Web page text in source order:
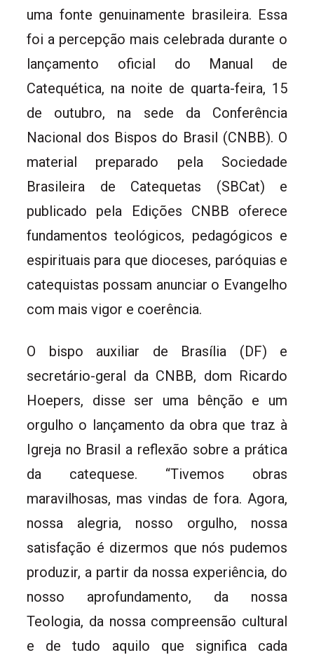
uma fonte genuinamente brasileira. Essa
foi a percepção mais celebrada durante o
lançamento oficial do Manual de
Catequética, na noite de quarta-feira, 15
de outubro, na sede da Conferência
Nacional dos Bispos do Brasil (CNBB). O
material preparado pela Sociedade
Brasileira de Catequetas (SBCat) e
publicado pela Edições CNBB oferece
fundamentos teológicos, pedagógicos e
espirituais para que dioceses, paróquias e
catequistas possam anunciar o Evangelho
com mais vigor e coerência.
O bispo auxiliar de Brasília (DF) e
secretário-geral da CNBB, dom Ricardo
Hoepers, disse ser uma bênção e um
orgulho o lançamento da obra que traz à
Igreja no Brasil a reflexão sobre a prática
da catequese. “Tivemos obras
maravilhosas, mas vindas de fora. Agora,
nossa alegria, nosso orgulho, nossa
satisfação é dizermos que nós pudemos
produzir, a partir da nossa experiência, do
nosso aprofundamento, da nossa
Teologia, da nossa compreensão cultural
e de tudo aquilo que significa cada